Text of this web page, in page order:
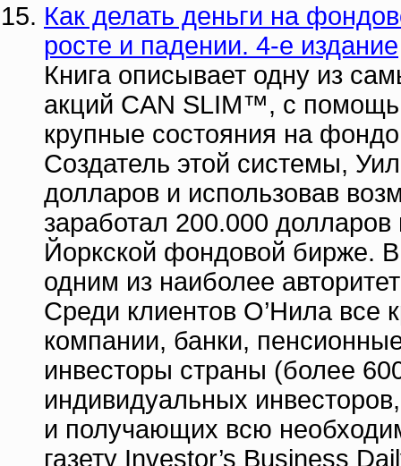
Как делать деньги на
росте и падении. 4-е издание
Книга описывает одну из
акций CAN SLIM™, с
крупные состояния на
Создатель этой системы,
долларов и использовав
заработал 200.000
Йоркской фондовой бирже.
одним из наиболее
Среди клиентов О’Нила все
компании, банки,
инвесторы страны (более
индивидуальных
и получающих всю
газету Investor’s Business